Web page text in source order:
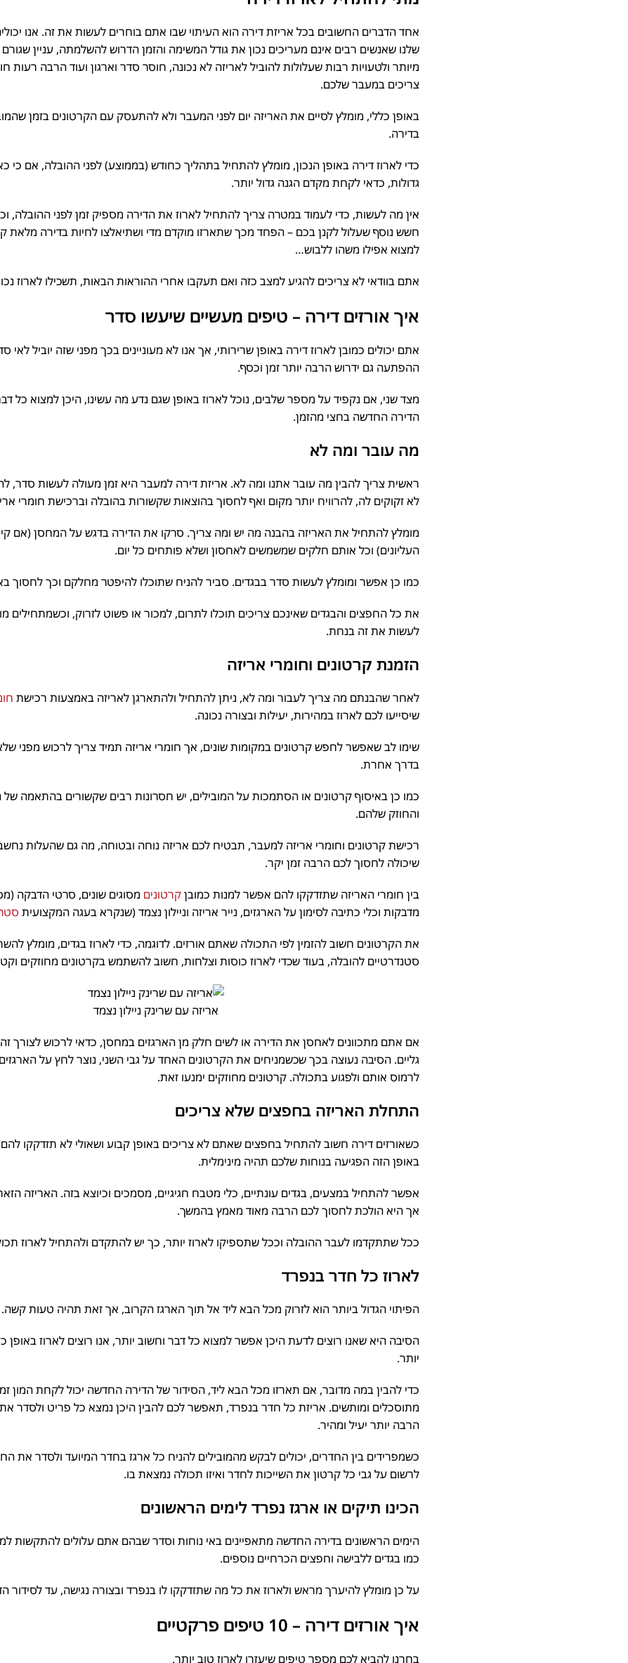
אחד הדברים החשובים בכל אריזת דירה הוא העיתוי שבו אתם בוחרים לעשות את זה. אנו יכולים
שלנו שאנשים רבים אינם מעריכים נכון את גודל המשימה והזמן הדרוש להשלמתה, עניין
מיותר ולטעויות רבות שעלולות להוביל לאריזה לא נכונה, חוסר סדר וארגון ועוד הרבה רעות
צריכים במעבר שלכם.
באופן כללי, מומלץ לסיים את האריזה יום לפני המעבר ולא להתעסק עם הקרטונים בזמן
בדירה.
כדי לארוז דירה באופן הנכון, מומלץ להתחיל בתהליך כחודש (בממוצע) לפני ההובלה, אם כי
גדולות, כדאי לקחת מקדם הגנה גדול יותר.
אין מה לעשות, כדי לעמוד במטרה צריך להתחיל לארוז את הדירה מספיק זמן לפני ההובלה,
חשש נוסף שעלול לקנן בכם – הפחד מכך שתארזו מוקדם מדי ושתיאלצו לחיות בדירה מלאת
למצוא אפילו משהו ללבוש…
אתם בוודאי לא צריכים להגיע למצב כזה ואם תעקבו אחרי ההוראות הבאות, תשכילו לארוז נכון,
איך אורזים דירה – טיפים מעשיים שיעשו סדר
אתם יכולים כמובן לארוז דירה באופן שרירותי, אך אנו לא מעוניינים בכך מפני שזה יוביל לאי
ההפתעה גם ידרוש הרבה יותר זמן וכסף.
מצד שני, אם נקפיד על מספר שלבים, נוכל לארוז באופן שגם נדע מה עשינו, היכן למצוא כל
הדירה החדשה בחצי מהזמן.
מה עובר ומה לא
ראשית צריך להבין מה עובר אתנו ומה לא. אריזת דירה למעבר היא זמן מעולה לעשות סדר,
לא זקוקים לה, להרוויח יותר מקום ואף לחסוך בהוצאות שקשורות בהובלה וברכישת חומרי
מומלץ להתחיל את האריזה בהבנה מה יש ומה צריך. סרקו את הדירה בדגש על המחסן (אם
העליונים) וכל אותם חלקים שמשמשים לאחסון ושלא פותחים כל יום.
כמו כן אפשר ומומלץ לעשות סדר בבגדים. סביר להניח שתוכלו להיפטר מחלקם וכך לחסוך
את כל החפצים והבגדים שאינכם צריכים תוכלו לתרום, למכור או פשוט לזרוק, וכשמתחילים
לעשות את זה בנחת.
הזמנת קרטונים וחומרי אריזה
לאחר שהבנתם מה צריך לעבור ומה לא, ניתן להתחיל ולהתארגן לאריזה באמצעות רכישת
שיסייעו לכם לארוז במהירות, יעילות ובצורה נכונה.
שימו לב שאפשר לחפש קרטונים במקומות שונים, אך חומרי אריזה תמיד צריך לרכוש מפני שלא
בדרך אחרת.
כמו כן באיסוף קרטונים או הסתמכות על המובילים, יש חסרונות רבים שקשורים בהתאמה של
והחוזק שלהם.
רכישת קרטונים וחומרי אריזה למעבר, תבטיח לכם אריזה נוחה ובטוחה, מה גם שהעלות
שיכולה לחסוך לכם הרבה זמן יקר.
בין חומרי האריזה שתזדקקו להם אפשר למנות כמובןקרטוניםמסוגים שונים, סרטי הדבקה
מדבקות וכלי כתיבה לסימון על הארגזים, נייר אריזה וניילון נצמד (שנקרא בעגה המקצועית
את הקרטונים חשוב להזמין לפי התכולה שאתם אורזים. לדוגמה, כדי לארוז בגדים, מומלץ
סטנדרטיים להובלה, בעוד שכדי לארוז כוסות וצלחות, חשוב להשתמש בקרטונים מחוזקים
אריזה עם שרינק ניילון נצמד
אם אתם מתכוונים לאחסן את הדירה או לשים חלק מן הארגזים במחסן, כדאי לרכוש לצורך זה
גליים. הסיבה נעוצה בכך שכשמניחים את הקרטונים האחד על גבי השני, נוצר לחץ על
לרמוס אותם ולפגוע בתכולה. קרטונים מחוזקים ימנעו זאת.
התחלת האריזה בחפצים שלא צריכים
כשאורזים דירה חשוב להתחיל בחפצים שאתם לא צריכים באופן קבוע ושאולי לא תזדקקו
באופן הזה הפגיעה בנוחות שלכם תהיה מינימלית.
אפשר להתחיל במצעים, בגדים עונתיים, כלי מטבח חגיגיים, מסמכים וכיוצא בזה. האריזה הזאת
אך היא הולכת לחסוך לכם הרבה מאוד מאמץ בהמשך.
ככל שתתקדמו לעבר ההובלה וככל שתספיקו לארוז יותר, כך יש להתקדם ולהתחיל לארוז
לארוז כל חדר בנפרד
הפיתוי הגדול ביותר הוא לזרוק מכל הבא ליד אל תוך הארגז הקרוב, אך זאת תהיה טעות קשה.
הסיבה היא שאנו רוצים לדעת היכן אפשר למצוא כל דבר וחשוב יותר, אנו רוצים לארוז באופן
יותר.
כדי להבין במה מדובר, אם תארזו מכל הבא ליד, הסידור של הדירה החדשה יכול לקחת המון
מתוסכלים ומותשים. אריזת כל חדר בנפרד, תאפשר לכם להבין היכן נמצא כל פריט ולסדר
הרבה יותר יעיל ומהיר.
כשמפרידים בין החדרים, יכולים לבקש מהמובילים להניח כל ארגז בחדר המיועד ולסדר את
לרשום על גבי כל קרטון את השייכות לחדר ואיזו תכולה נמצאת בו.
הכינו תיקים או ארגז נפרד לימים הראשונים
הימים הראשונים בדירה החדשה מתאפיינים באי נוחות וסדר שבהם אתם עלולים להתקשות
כמו בגדים ללבישה וחפצים הכרחיים נוספים.
על כן מומלץ להיערך מראש ולארוז את כל מה שתזדקקו לו בנפרד ובצורה נגישה, עד לסידור
איך אורזים דירה – 10 טיפים פרקטיים
בחרנו להביא לכם מספר טיפים שיעזרו לארוז טוב יותר.